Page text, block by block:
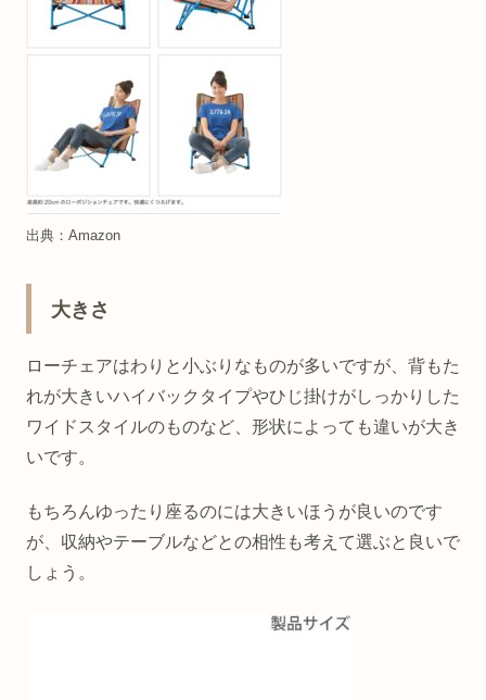
出典：Amazon
大きさ
ローチェアはわりと小ぶりなものが多いですが、背もた
れが大きいハイバックタイプやひじ掛けがしっかりした
ワイドスタイルのものなど、形状によっても違いが大き
いです。
もちろんゆったり座るのには大きいほうが良いのです
が、収納やテーブルなどとの相性も考えて選ぶと良いで
しょう。